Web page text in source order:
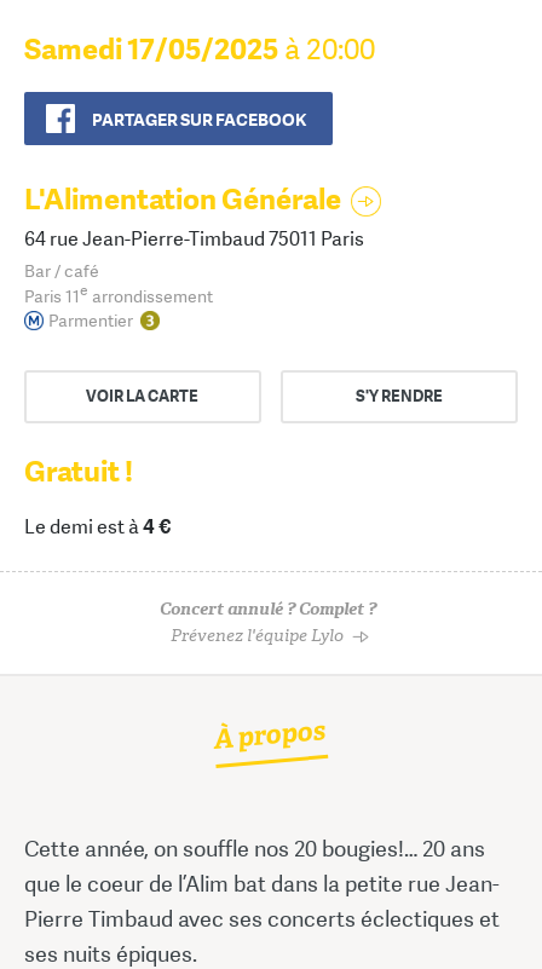
Samedi 17/05/2025 à 20:00
PARTAGER SUR FACEBOOK
L'Alimentation Générale
64 rue Jean-Pierre-Timbaud 75011 Paris
Bar / café
Paris 11e arrondissement
Parmentier
VOIR LA CARTE S'Y RENDRE
Gratuit !
Le demi est à4 €
Concert annulé ? Complet ?
Prévenez l'équipe Lylo
À propos
Cette année, on souffle nos 20 bougies!… 20 ans
que le coeur de l’Alim bat dans la petite rue Jean-
Pierre Timbaud avec ses concerts éclectiques et
ses nuits épiques.